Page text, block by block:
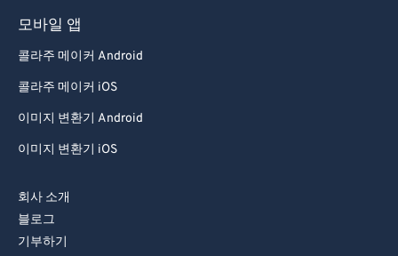
모바일 앱
콜라주 메이커 Android
콜라주 메이커 iOS
이미지 변환기 Android
이미지 변환기 iOS
회사 소개
블로그
기부하기